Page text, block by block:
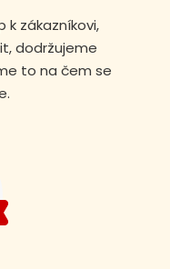
k zákazníkovi,
dodržujeme
to na čem se